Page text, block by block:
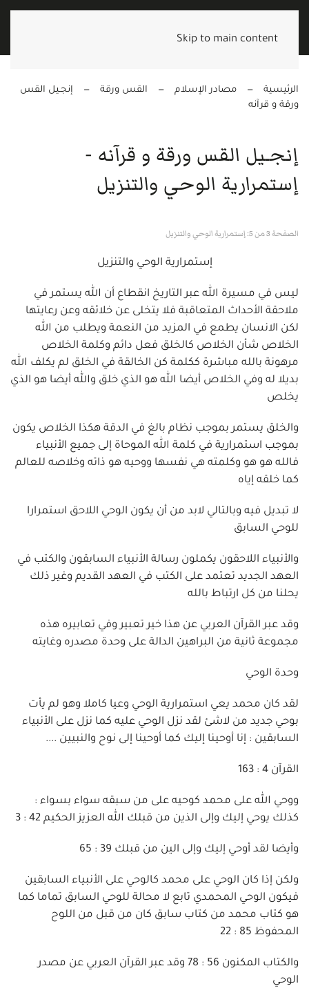
Skip to main content
الرئيسية مصادر الإسلام القس ورقة
إنجـيل القس
ورقة و قرآنه
إنجـيل القس ورقة و قرآنه -
إستمرارية الوحي والتنزيل
الصفحة 3 من 5: إستمرارية الوحي والتنزيل
إستمرارية الوحي والتنزيل
ليس في مسيرة الله عبر التاريخ انقطاع أن الله يستمر في
ملاحقة الأحداث المتعاقبة فلا يتخلى عن خلائقه وعن رعايتها
لكن الانسان يطمع في المزيد من النعمة ويطلب من الله
الخلاص شأن الخلاص كالخلق فعل دائم وكلمة الخلاص
مرهونة بالله مباشرة ككلمة كن الخالقة في الخلق لم يكلف الله
بديلا له وفي الخلاص أيضا الله هو الذي خلق والله أيضا هو الذي
يخلص
والخلق يستمر بموجب نظام بالغ في الدقة هكذا الخلاص يكون
بموجب استمرارية في كلمة الله الموحاة إلى جميع الأنبياء
فالله هو هو وكلمته هي نفسها ووحيه هو ذاته وخلاصه للعالم
كما خلقه إياه
لا تبديل فيه وبالتالي لابد من أن يكون الوحي اللاحق استمرارا
للوحي السابق
والأنبياء اللاحقون يكملون رسالة الأنبياء السابقون والكتب في
العهد الجديد تعتمد على الكتب في العهد القديم وغير ذلك
يحلنا من كل ارتباط بالله
وقد عبر القرآن العربي عن هذا خير تعبير وفي تعابيره هذه
مجموعة ثانية من البراهين الدالة على وحدة مصدره وغايته
وحدة الوحي
لقد كان محمد يعي استمرارية الوحي وعيا كاملا وهو لم يأت
بوحي جديد من لاشئ لقد نزل الوحي عليه كما نزل على الأنبياء
السابقين : إنا أوحينا إليك كما أوحينا إلى نوح والنبيين ....
القرآن 4 : 163
ووحي الله على محمد كوحيه على من سبقه سواء بسواء :
كذلك يوحي إليك وإلى الذين من قبلك الله العزيز الحكيم 42 : 3
وأيضا لقد أوحي إليك وإلى الين من قبلك 39 : 65
ولكن إذا كان الوحي على محمد كالوحي على الأنبياء السابقين
فيكون الوحي المحمدي تابع لا محالة للوحي السابق تماما كما
هو كتاب محمد من كتاب سابق كان من قبل من اللوح
المحفوظ 85 : 22
والكتاب المكنون 56 : 78 وقد عبر القرآن العربي عن مصدر
الوحي